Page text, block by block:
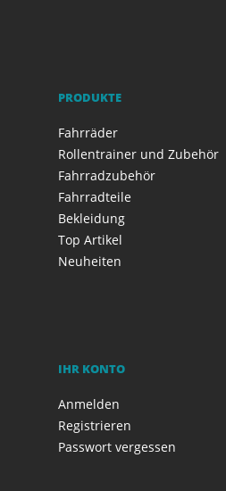
PRODUKTE
Fahrräder
Rollentrainer und Zubehör
Fahrradzubehör
Fahrradteile
Bekleidung
Top Artikel
Neuheiten
IHR KONTO
Anmelden
Registrieren
Passwort vergessen